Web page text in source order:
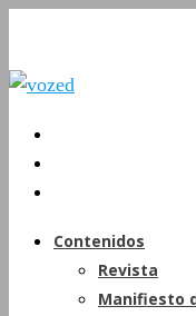
Contenidos
Revista
Manifiesto